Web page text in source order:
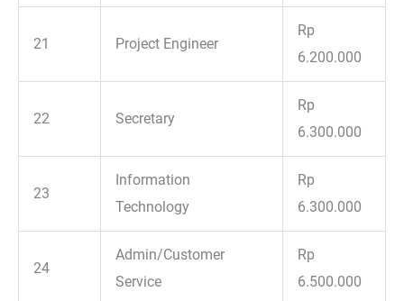
21 Project Engineer
Rp
6.200.000
22 Secretary
Rp
6.300.000
23
Information
Technology
Rp
6.300.000
24
Admin/Customer
Service
Rp
6.500.000